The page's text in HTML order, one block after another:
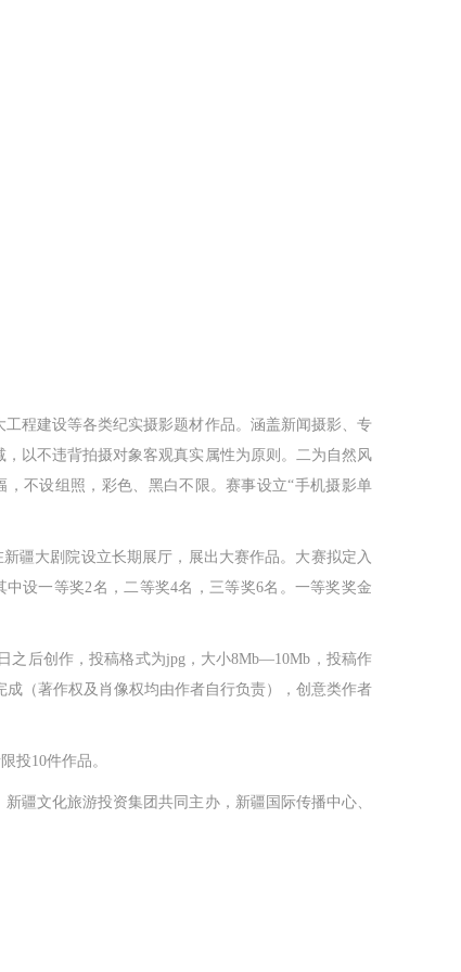
程建设等各类纪实摄影题材作品。涵盖新闻摄影、专
以不违背拍摄对象客观真实属性为原则。二为自然风
不设组照，彩色、黑白不限。赛事设立“手机摄影单
疆大剧院设立长期展厅，展出大赛作品。大赛拟定入
设一等奖2名，二等奖4名，三等奖6名。一等奖奖金
后创作，投稿格式为jpg，大小8Mb—10Mb，投稿作
（著作权及肖像权均由作者自行负责），创意类作者
投10件作品。
文化旅游投资集团共同主办，新疆国际传播中心、